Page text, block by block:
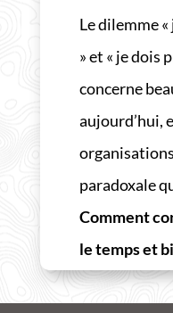
Le dilemme
» et « je dois
concerne
aujourd’hui,
paradoxale
Comment
le temps et